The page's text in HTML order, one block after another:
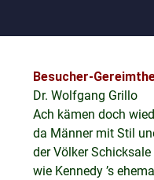
Besucher-
Dr. Wolfgang Grillo
Ach kämen doch
da Männer mit Stil
der Völker Schicksale
wie Kennedy ’s